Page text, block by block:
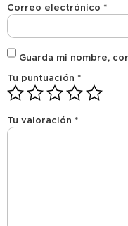
Correo electrónico *
Guarda mi nombre,
Tu puntuación *
Tu valoración *